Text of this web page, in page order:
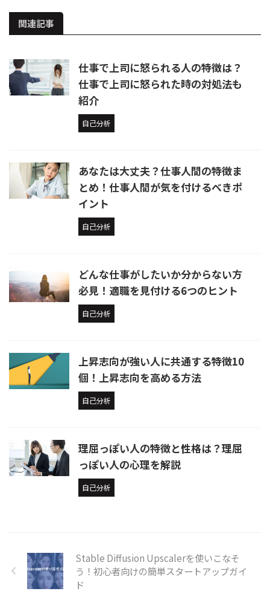
関連記事
仕事で上司に怒られる人の特徴は？
仕事で上司に怒られた時の対処法も
紹介
自己分析
あなたは大丈夫？仕事人間の特徴ま
とめ！仕事人間が気を付けるべきポ
イント
自己分析
どんな仕事がしたいか分からない方
必見！適職を見付ける6つのヒント
自己分析
上昇志向が強い人に共通する特徴10
個！上昇志向を高める方法
自己分析
理屈っぽい人の特徴と性格は？理屈
っぽい人の心理を解説
自己分析
Stable Diffusion Upscalerを使いこなそ
う！初心者向けの簡単スタートアップガイ
ド